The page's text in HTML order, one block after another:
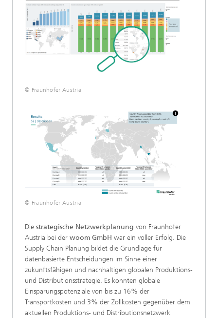
© Fraunhofer Austria
© Fraunhofer Austria
Die strategische Netzwerkplanung von Fraunhofer
Austria bei der woom GmbH war ein voller Erfolg. Die
Supply Chain Planung bildet die Grundlage für
datenbasierte Entscheidungen im Sinne einer
zukunftsfähigen und nachhaltigen globalen Produktions-
und Distributionsstrategie. Es konnten globale
Einsparungspotenziale von bis zu 16% der
Transportkosten und 3% der Zollkosten gegenüber dem
aktuellen Produktions- und Distributionsnetzwerk